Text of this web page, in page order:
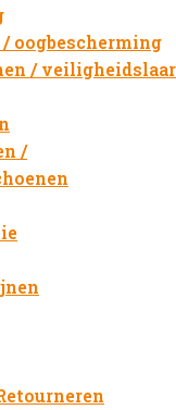
oogbescherming
/
/